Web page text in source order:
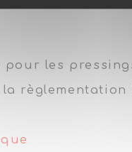
pour les
règlementation